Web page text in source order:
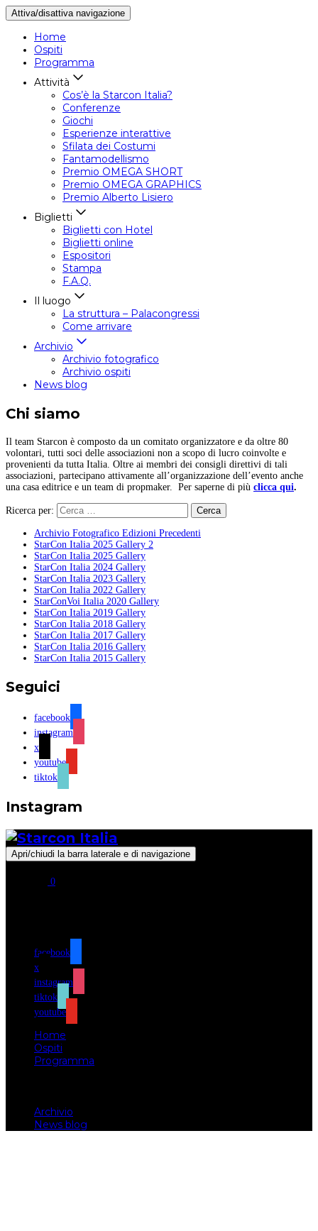
Attiva/disattiva navigazione
Home
Ospiti
Programma
Attività
Cos’è la Starcon Italia?
Conferenze
Giochi
Esperienze interattive
Sfilata dei Costumi
Fantamodellismo
Premio OMEGA SHORT
Premio OMEGA GRAPHICS
Premio Alberto Lisiero
Biglietti
Biglietti con Hotel
Biglietti online
Espositori
Stampa
F.A.Q.
Il luogo
La struttura – Palacongressi
Come arrivare
Archivio
Archivio fotografico
Archivio ospiti
News blog
Chi siamo
Il team Starcon è composto da un comitato organizzatore e da oltre 80
volontari, tutti soci delle associazioni non a scopo di lucro coinvolte e
provenienti da tutta Italia. Oltre ai membri dei consigli direttivi di tali
associazioni, partecipano attivamente all’organizzazione dell’evento anche
una casa editrice e un team di propmaker. Per saperne di più clicca qui.
Ricerca per:
Archivio Fotografico Edizioni Precedenti
StarCon Italia 2025 Gallery 2
StarCon Italia 2025 Gallery
StarCon Italia 2024 Gallery
StarCon Italia 2023 Gallery
StarCon Italia 2022 Gallery
StarConVoi Italia 2020 Gallery
StarCon Italia 2019 Gallery
StarCon Italia 2018 Gallery
StarCon Italia 2017 Gallery
StarCon Italia 2016 Gallery
StarCon Italia 2015 Gallery
Seguici
facebook
instagram
x
youtube
tiktok
Instagram
Apri/chiudi la barra laterale e di navigazione
0
facebook
x
instagram
tiktok
youtube
Home
Ospiti
Programma
Archivio
News blog